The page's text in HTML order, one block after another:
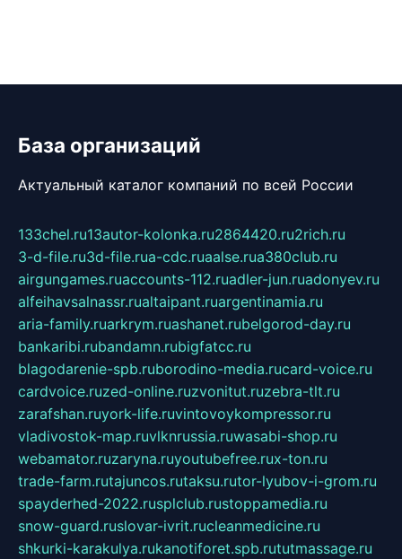
База организаций
Актуальный каталог компаний по всей России
133chel.ru13autor-kolonka.ru2864420.ru2rich.ru
3-d-file.ru3d-file.rua-cdc.ruaalse.rua380club.ru
airgungames.ruaccounts-112.ruadler-jun.ruadonyev.ru
alfeihavsalnassr.rualtaipant.ruargentinamia.ru
aria-family.ruarkrym.ruashanet.rubelgorod-day.ru
bankaribi.rubandamn.rubigfatcc.ru
blagodarenie-spb.ruborodino-media.rucard-voice.ru
cardvoice.ruzed-online.ruzvonitut.ruzebra-tlt.ru
zarafshan.ruyork-life.ruvintovoykompressor.ru
vladivostok-map.ruvlknrussia.ruwasabi-shop.ru
webamator.ruzaryna.ruyoutubefree.rux-ton.ru
trade-farm.rutajuncos.rutaksu.rutor-lyubov-i-grom.ru
spayderhed-2022.rusplclub.rustoppamedia.ru
snow-guard.ruslovar-ivrit.rucleanmedicine.ru
shkurki-karakulya.rukanotiforet.spb.rututmassage.ru